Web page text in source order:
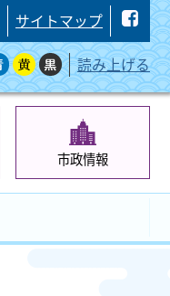
サイトマップ
読み上げる
市政情報